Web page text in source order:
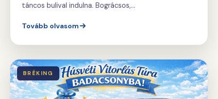
táncos bulival indulna. Bográcsos,…
Tovább olvasom
BRÉKING